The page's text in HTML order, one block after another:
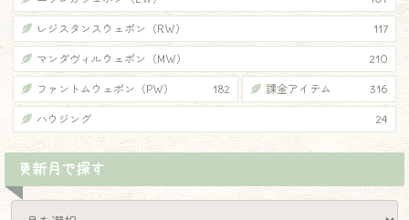
レジスタンスウェポン（RW） 117
マンダヴィルウェポン（MW） 210
ファントムウェポン（PW） 182 課金アイテム 316
ハウジング 24
更新月で探す